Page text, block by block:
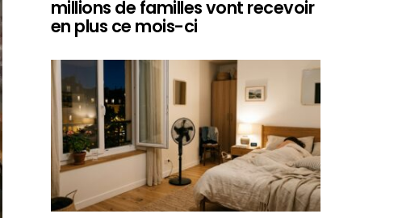
millions de familles vont recevoir
en plus ce mois-ci